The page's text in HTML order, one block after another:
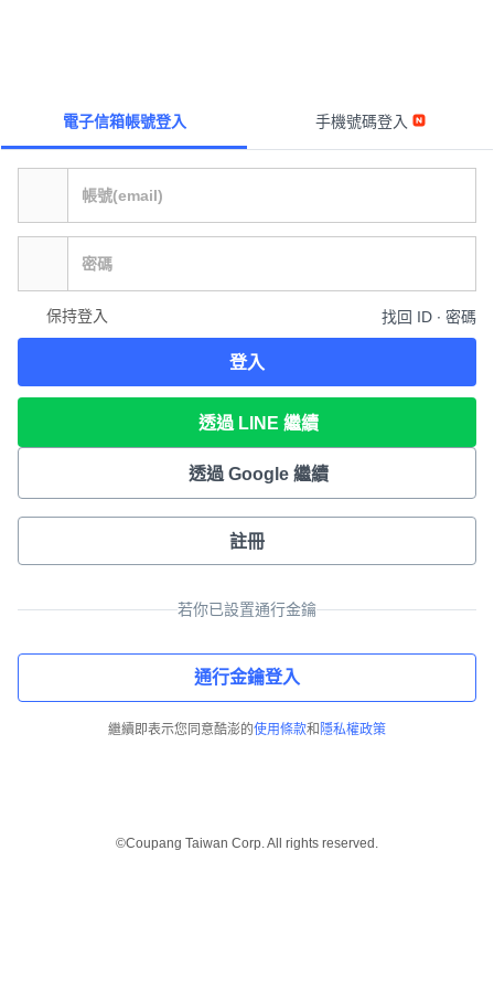
電子信箱帳號登入 手機號碼登入
保持登入 找回 ID ∙ 密碼
登入
透過 LINE 繼續
透過 Google 繼續
註冊
若你已設置通行金鑰
通行金鑰登入
繼續即表示您同意酷澎的使用條款和 隱私權政策
©Coupang Taiwan Corp. All rights reserved.